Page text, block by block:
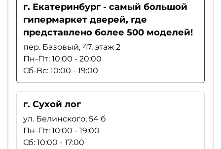
г. Екатеринбург - самый большой
гипермаркет дверей, где
представлено более 500 моделей!
пер. Базовый, 47, этаж 2
Пн-Пт: 10:00 - 20:00
Сб-Вс: 10:00 - 19:00
г. Сухой лог
ул. Белинского, 54 б
Пн-Пт: 10:00 - 19:00
Сб: 10:00 - 17:00